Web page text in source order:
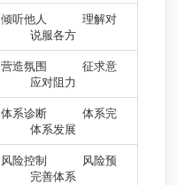
倾听他人
理解对
说服各方
营造氛围
征求意
应对阻力
体系诊断
体系完
体系发展
风险控制
风险预
完善体系